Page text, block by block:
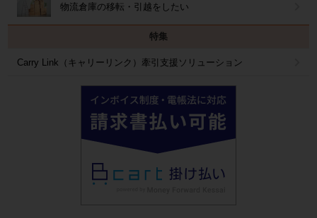
物流倉庫の移転・引越をしたい
特集
Carry Link（キャリーリンク）牽引支援ソリューション